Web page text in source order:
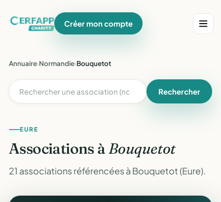
Créer mon compte
Annuaire›Normandie›Bouquetot
Rechercher
EURE
Associations àBouquetot
21 associations référencées à Bouquetot (Eure).